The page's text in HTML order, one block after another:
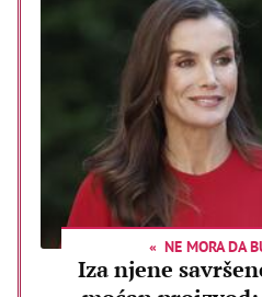
NE MORA DA
Iza njene